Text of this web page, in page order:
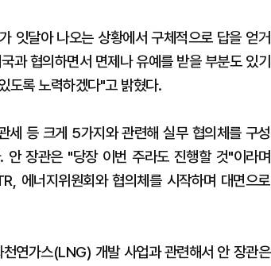
잇달아 나오는 상황에서 구체적으로 답을 얻거
과 협의하면서 면제나 유예를 받을 부분도 있기
도록 노력하겠다"고 밝혔다.
세 등 크게 5가지와 관련해 실무 협의체를 구성
장관은 "당장 이번 주라도 진행할 것"이라며
에너지위원회와 협의체를 시작하며 대면으로
연가스(LNG) 개발 사업과 관련해서 안 장관은